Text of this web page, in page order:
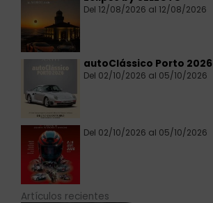
Del 12/08/2026 al 12/08/2026
autoClássico Porto 2026
Del 02/10/2026 al 05/10/2026
Del 02/10/2026 al 05/10/2026
Artículos recientes